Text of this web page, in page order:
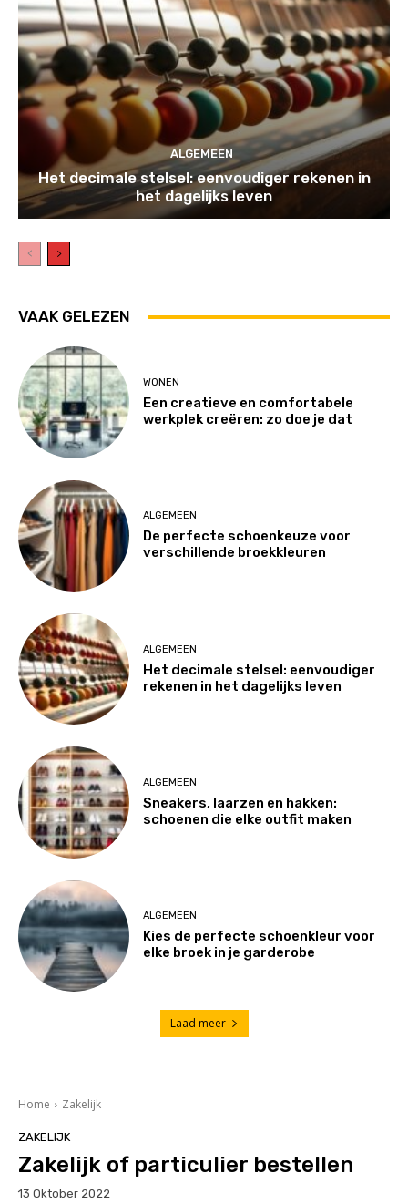
ALGEMEEN
Het decimale stelsel: eenvoudiger rekenen in
het dagelijks leven
VAAK GELEZEN
WONEN
Een creatieve en comfortabele
werkplek creëren: zo doe je dat
ALGEMEEN
De perfecte schoenkeuze voor
verschillende broekkleuren
ALGEMEEN
Het decimale stelsel: eenvoudiger
rekenen in het dagelijks leven
ALGEMEEN
Sneakers, laarzen en hakken:
schoenen die elke outfit maken
ALGEMEEN
Kies de perfecte schoenkleur voor
elke broek in je garderobe
Laad meer